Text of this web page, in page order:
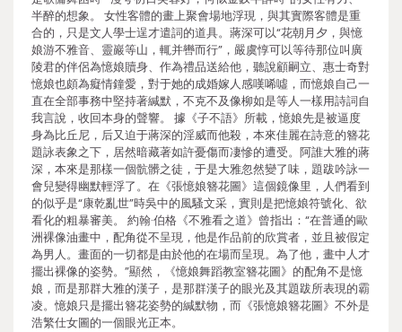
半醉的想象。 女性客體的畫上聚會場地浮現，與其實際客體是重
合的，只是文人學士逞才遣詞的道具。蔣深可以“花朝月夕，與憶
娘游不雅音、靈巖等山，輒并轡而行”，嚴虞惇可以等待那位叫廣
陵君的伴侶為憶娘贖身、作為禮品送給他，聽說顧嗣立、惠士奇對
憶娘也頗為癡情鐘愛，對于她的成婚嫁人感嘆唏噓，而憶娘自己一
直在全部事務中堅持著緘默，不克不及像柳如是等人一樣用詩詞自
我言說，收回本身的聲響。 據《子不語》所載，憶娘先是被逼度
身為比丘尼，后又迫于蔣深的淫威而他殺，本來佳麗在詩意的簪花
題詠表象之下，居然暗藏著如許憂傷而凄慘的遭受。阿誰大雅的蔣
深，本來是那樣一個骯髒之徒，于是大雅忽然變了味，題跋吟詠一
會兒變得幽默輕浮了。在《張憶娘簪花圖》這個鏡像里，人們看到
的似乎是“康乾亂世”時吳中的風騷文采，實則是把憶娘符號化、欲
看化的粗暴審美。 約翰·伯格《不雅看之道》曾指出：“在普通的歐
洲裸像油畫中，配角從不呈現，他是作品前的欣賞者，並且被假定
為男人。畫面的一切都是由於他的在場而呈現。為了他，畫中人才
擺出裸像的姿勢。”顯然，《憶娘舞蹈教室簪花圖》的配角不是憶
娘，而是那群大雅的漢子，是那群漢子的眼光及其題跋所表現的霸
凌。憶娘只是擺出簪花姿勢的緘默物，而《張憶娘簪花圖》不外是
浩繁仕女圖的一個眼光正本。